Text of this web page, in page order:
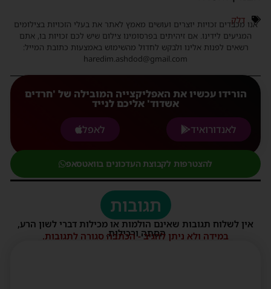
דלק
אנו מכבדים זכויות יוצרים ועושים מאמץ לאתר את בעלי הזכויות בצילומים
המגיעים לידינו. אם זיהיתים בפרסומינו צילום שיש לכם זכויות בו, אתם
רשאים לפנות אלינו ולבקש לחדול מהשימוש באמצעות כתובת המייל:
haredim.ashdod@gmail.com
הורידו עכשיו את האפליקצייה המובילה של 'חרדים
אשדוד' אליכם לנייד
לאנדורואיד
לאפל
להצטרפות לקבוצת העדכונים בוואטסאפ
תגובות
אין לשלוח תגובות שאינם הולמות או מכילות דברי לשון הרע,
הסתה ורכילות.
במידה ולא ניתן להגיב - הכתבה סגורה לתגובות.